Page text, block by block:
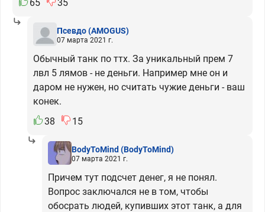
65
35
Псевдо(AMOGUS)
07 марта 2021 г.
Обычный танк по ттх. За уникальный прем 7
лвл 5 лямов - не деньги. Например мне он и
даром не нужен, но считать чужие деньги - ваш
конек.
38
15
BodyToMind(BodyToMind)
07 марта 2021 г.
Причем тут подсчет денег, я не понял.
Вопрос заключался не в том, чтобы
обосрать людей, купивших этот танк, а для